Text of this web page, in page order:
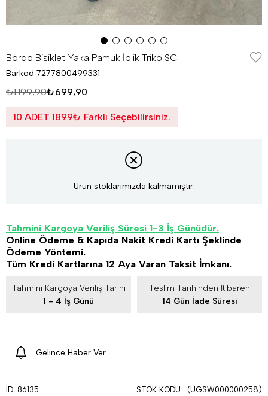
Bordo Bisiklet Yaka Pamuk İplik Triko SC
Barkod 7277800499331
₺1.199,90₺699,90
10 ADET 1899₺ Farklı Seçebilirsiniz.
Ürün stoklarımızda kalmamıştır.
Tahmini Kargoya Veriliş Süresi 1-3 İş Günüdür.
Online Ödeme & Kapıda Nakit Kredi Kartı Şeklinde
Ödeme Yöntemi.
Tüm Kredi Kartlarına 12 Aya Varan Taksit İmkanı.
Tahmini Kargoya Veriliş Tarihi
1 - 4 İş Günü
Teslim Tarihinden İtibaren
14 Gün İade Süresi
Gelince Haber Ver
ID: 86135 STOK KODU (UGSW000000258)